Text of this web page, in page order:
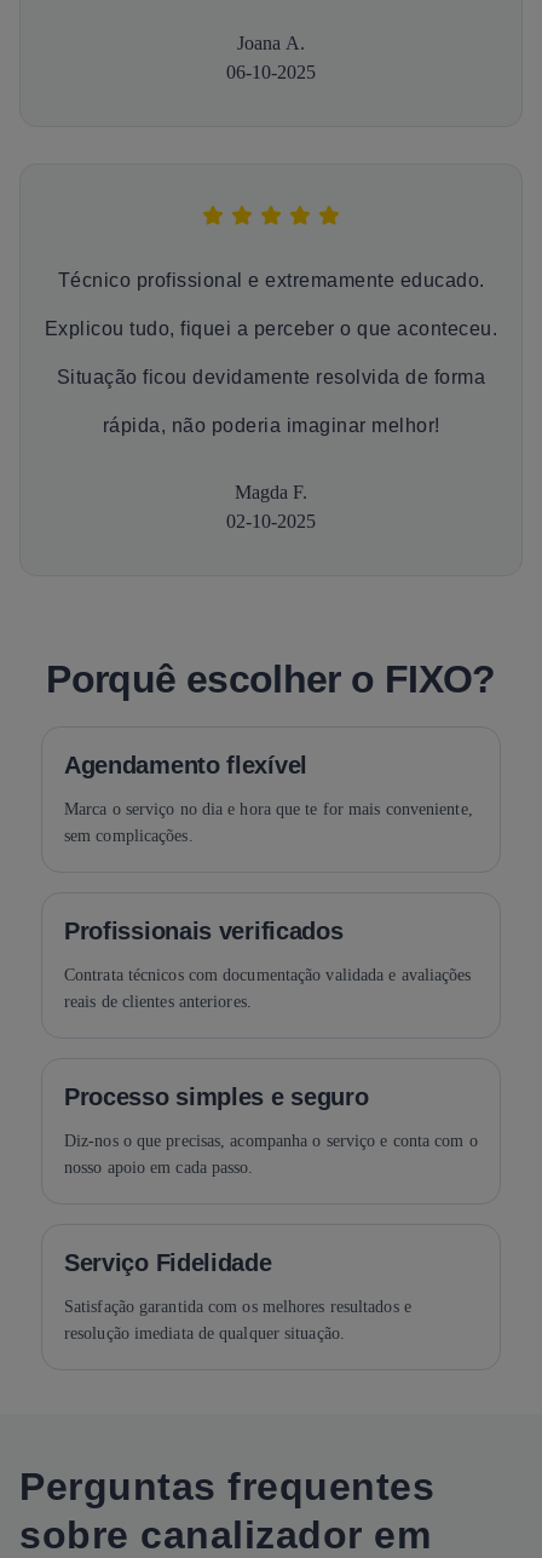
Joana A.
06-10-2025
Técnico profissional e extremamente educado.
Explicou tudo, fiquei a perceber o que aconteceu.
Situação ficou devidamente resolvida de forma
rápida, não poderia imaginar melhor!
Magda F.
02-10-2025
Porquê escolher o FIXO?
Agendamento flexível
Marca o serviço no dia e hora que te for mais conveniente,
sem complicações.
Profissionais verificados
Contrata técnicos com documentação validada e avaliações
reais de clientes anteriores.
Processo simples e seguro
Diz-nos o que precisas, acompanha o serviço e conta com o
nosso apoio em cada passo.
Serviço Fidelidade
Satisfação garantida com os melhores resultados e
resolução imediata de qualquer situação.
Perguntas frequentes
sobre canalizador em